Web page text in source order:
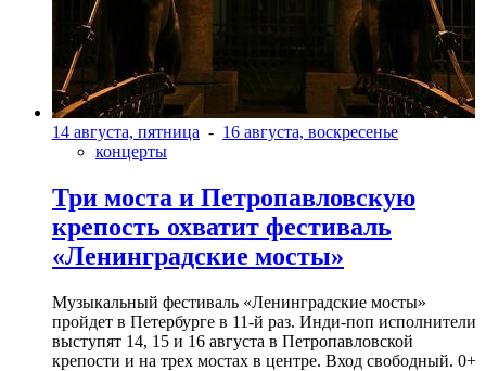
14 августа, пятница - 16 августа, воскресенье
концерты
Три моста и Петропавловскую
крепость охватит фестиваль
«Ленинградские мосты»
Музыкальный фестиваль «Ленинградские мосты»
пройдет в Петербурге в 11-й раз. Инди-поп исполнители
выступят 14, 15 и 16 августа в Петропавловской
крепости и на трех мостах в центре. Вход свободный. 0+